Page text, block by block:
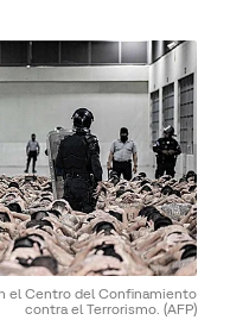
el Centro del Confinamiento
contra el Terrorismo. (AFP)